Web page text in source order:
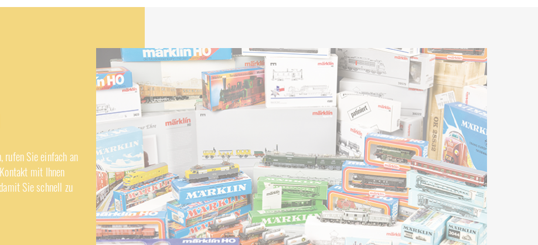
rufen Sie einfach an
mit Ihnen
Sie schnell zu